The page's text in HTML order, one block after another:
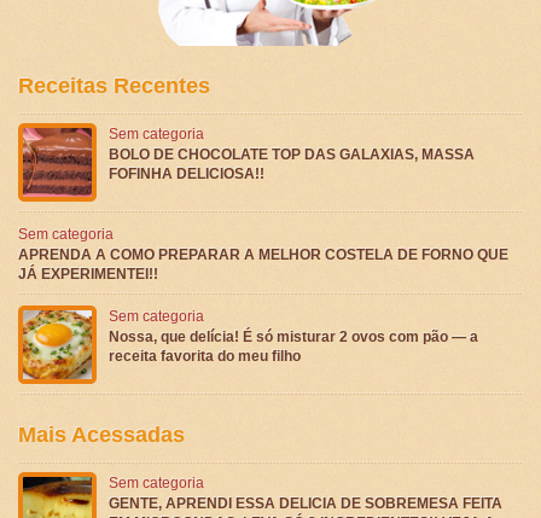
Receitas Recentes
Sem categoria
BOLO DE CHOCOLATE TOP DAS GALAXIAS, MASSA
FOFINHA DELICIOSA!!
Sem categoria
APRENDA A COMO PREPARAR A MELHOR COSTELA DE FORNO QUE
JÁ EXPERIMENTEI!!
Sem categoria
Nossa, que delícia! É só misturar 2 ovos com pão — a
receita favorita do meu filho
Mais Acessadas
Sem categoria
GENTE, APRENDI ESSA DELICIA DE SOBREMESA FEITA